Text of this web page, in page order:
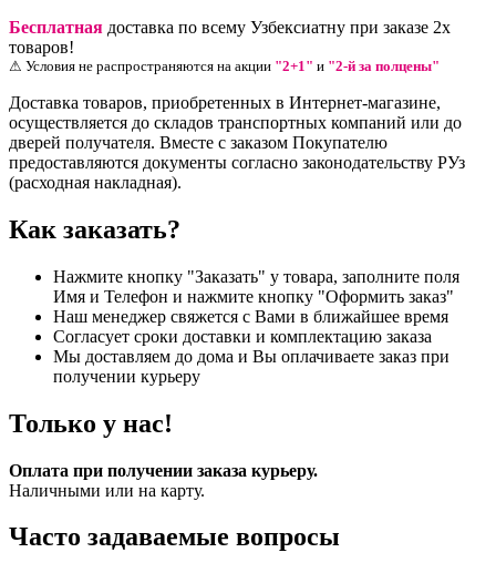
Бесплатная доставка по всему Узбексиатну при заказе 2х
товаров!
⚠ Условия не распространяются на акции "2+1" и "2-й за полцены"
Доставка товаров, приобретенных в Интернет-магазине,
осуществляется до складов транспортных компаний или до
дверей получателя. Вместе с заказом Покупателю
предоставляются документы согласно законодательству РУз
(расходная накладная).
Как заказать?
Нажмите кнопку "Заказать" у товара, заполните поля
Имя и Телефон и нажмите кнопку "Оформить заказ"
Наш менеджер свяжется с Вами в ближайшее время
Согласует сроки доставки и комплектацию заказа
Мы доставляем до дома и Вы оплачиваете заказ при
получении курьеру
Только у нас!
Оплата при получении заказа курьеру.
Наличными или на карту.
Часто задаваемые вопросы